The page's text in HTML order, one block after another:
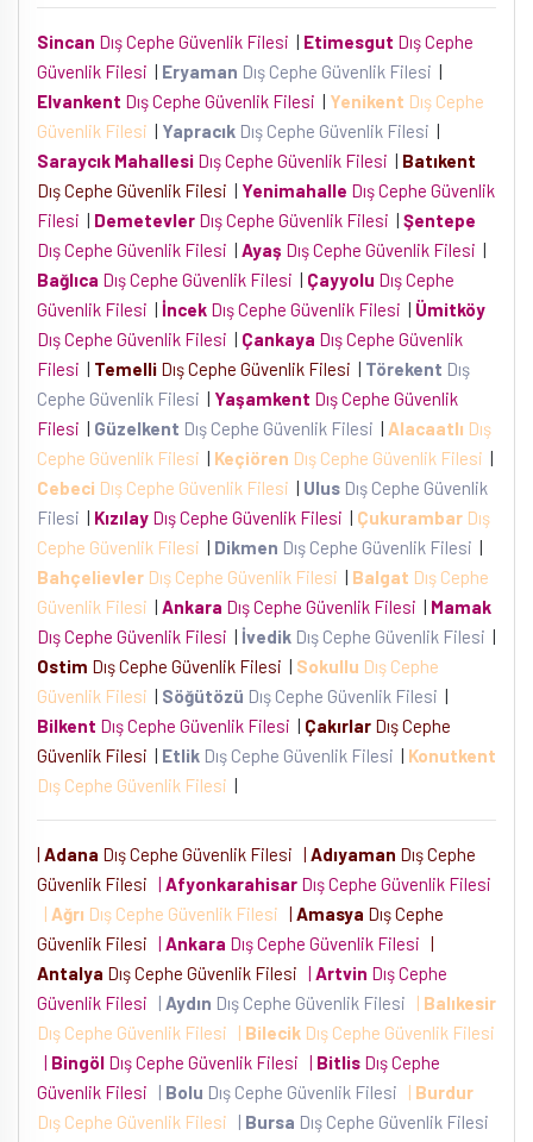
Sincan Dış Cephe Güvenlik Filesi Etimesgut Dış Cephe
Güvenlik Filesi
Eryaman Dış Cephe Güvenlik Filesi
Elvankent Dış Cephe Güvenlik Filesi Yenikent Dış Cephe
Güvenlik Filesi
Yapracık Dış Cephe Güvenlik Filesi
Saraycık Mahallesi Dış Cephe Güvenlik Filesi
Batıkent
Dış Cephe Güvenlik Filesi
Yenimahalle Dış Cephe Güvenlik
Filesi
Demetevler Dış Cephe Güvenlik Filesi
Şentepe
Dış Cephe Güvenlik Filesi
Ayaş Dış Cephe Güvenlik Filesi
Bağlıca Dış Cephe Güvenlik Filesi Çayyolu Dış Cephe
Güvenlik Filesi
İncek Dış Cephe Güvenlik Filesi
Ümitköy
Dış Cephe Güvenlik Filesi
Çankaya Dış Cephe Güvenlik
Filesi
Temelli Dış Cephe Güvenlik Filesi Törekent Dış
Cephe Güvenlik Filesi
Yaşamkent Dış Cephe Güvenlik
Filesi
Güzelkent Dış Cephe Güvenlik Filesi Alacaatlı Dış
Cephe Güvenlik Filesi
Keçiören Dış Cephe Güvenlik Filesi
Cebeci Dış Cephe Güvenlik Filesi Ulus Dış Cephe Güvenlik
Filesi
Kızılay Dış Cephe Güvenlik Filesi Çukurambar Dış
Cephe Güvenlik Filesi
Dikmen Dış Cephe Güvenlik Filesi
Bahçelievler Dış Cephe Güvenlik Filesi Balgat Dış Cephe
Güvenlik Filesi
Ankara Dış Cephe Güvenlik Filesi
Mamak
Dış Cephe Güvenlik Filesi
İvedik Dış Cephe Güvenlik Filesi
Ostim Dış Cephe Güvenlik Filesi Sokullu Dış Cephe
Güvenlik Filesi
Söğütözü Dış Cephe Güvenlik Filesi
Bilkent Dış Cephe Güvenlik Filesi Çakırlar Dış Cephe
Güvenlik Filesi
Etlik Dış Cephe Güvenlik Filesi
Konutkent
Dış Cephe Güvenlik Filesi
Adana Dış Cephe Güvenlik Filesi Adıyaman Dış Cephe
Güvenlik Filesi
Afyonkarahisar Dış Cephe Güvenlik Filesi
Ağrı Dış Cephe Güvenlik Filesi Amasya Dış Cephe
Güvenlik Filesi
Ankara Dış Cephe Güvenlik Filesi
Antalya Dış Cephe Güvenlik Filesi Artvin Dış Cephe
Güvenlik Filesi
Aydın Dış Cephe Güvenlik Filesi
Balıkesir
Dış Cephe Güvenlik Filesi
Bilecik Dış Cephe Güvenlik Filesi
Bingöl Dış Cephe Güvenlik Filesi Bitlis Dış Cephe
Güvenlik Filesi
Bolu Dış Cephe Güvenlik Filesi
Burdur
Dış Cephe Güvenlik Filesi
Bursa Dış Cephe Güvenlik Filesi